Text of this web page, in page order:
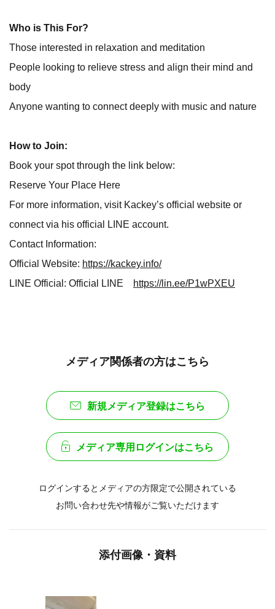
Who is This For?
Those interested in relaxation and meditation
People looking to relieve stress and align their mind and
body
Anyone wanting to connect deeply with music and nature
How to Join:
Book your spot through the link below:
Reserve Your Place Here
For more information, visit Kackey’s official website or
connect via his official LINE account.
Contact Information:
Official Website: https://kackey.info/
LINE Official: Official LINE
https://lin.ee/P1wPXEU
メディア関係者の方はこちら
新規メディア登録はこちら
メディア専用ログインはこちら
ログインするとメディアの方限定で公開されている
お問い合わせ先や情報がご覧いただけます
添付画像・資料